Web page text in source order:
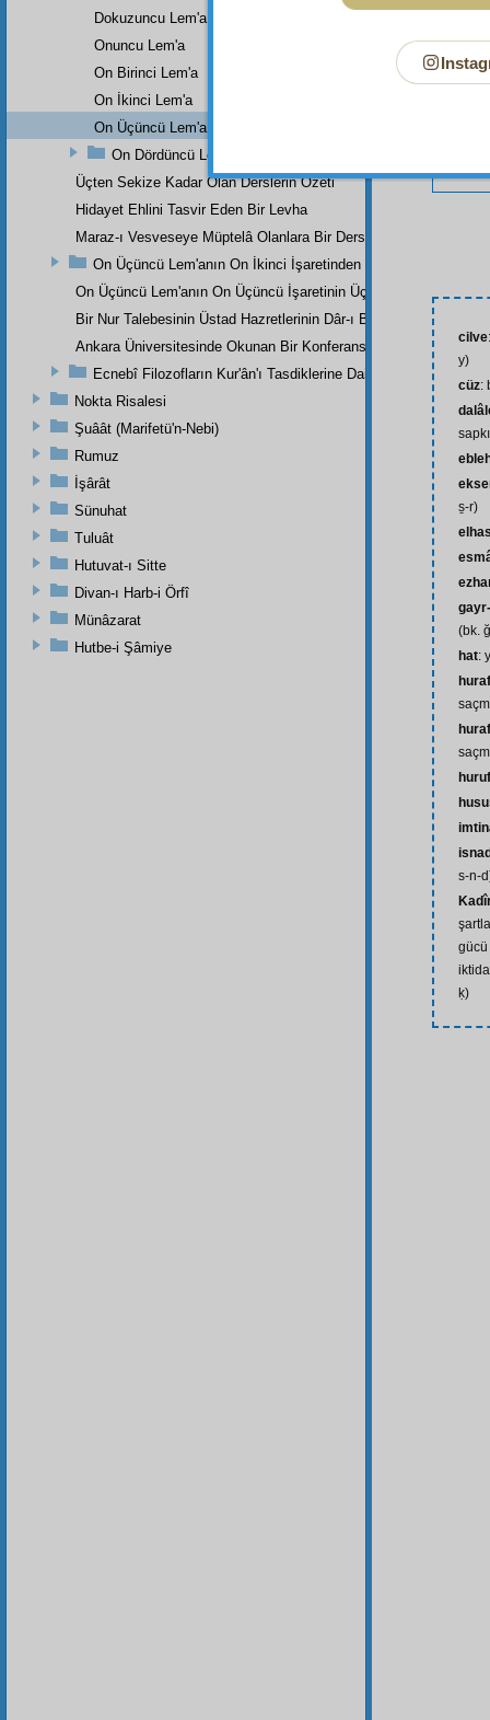
cilve
y)
cüz:
s̱-r)
(bk.
hat:
s-n-
gücü
ḳ)
Dokuzuncu Lem'a
Onuncu Lem'a
On Birinci Lem'a
On İkinci Lem'a
On Üçüncü Lem'a
On Dördüncü Lem'a
Üçten Sekize Kadar Olan Derslerin Özeti
Hidayet Ehlini Tasvir Eden Bir Levha
Maraz-ı Vesveseye Müptelâ Olanlara Bir Ders
On Üçüncü Lem'anın On İkinci İşaretinden
On Üçüncü Lem'anın On Üçüncü İşaretinin Üçüncü Noktasından
Bir Nur Talebesinin Üstad Hazretlerinin Dâr-ı Bekaya
Ankara Üniversitesinde Okunan Bir Konferans
Ecnebî Filozofların Kur'ân'ı Tasdiklerine Dair Şehadetleri
Nokta Risalesi
Şuâât (Marifetü'n-Nebi)
Rumuz
İşârât
Sünuhat
Tuluât
Hutuvat-ı Sitte
Divan-ı Harb-i Örfî
Münâzarat
Hutbe-i Şâmiye